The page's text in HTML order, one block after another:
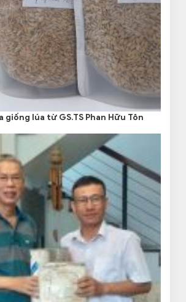
giống lúa từ GS.TS Phan Hữu Tôn